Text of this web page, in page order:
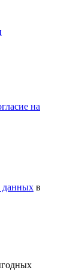
на
данных в